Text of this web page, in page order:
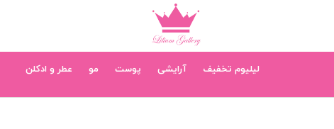
لیلیوم تخفیف آرایشی پوست مو عطر و ادکلن